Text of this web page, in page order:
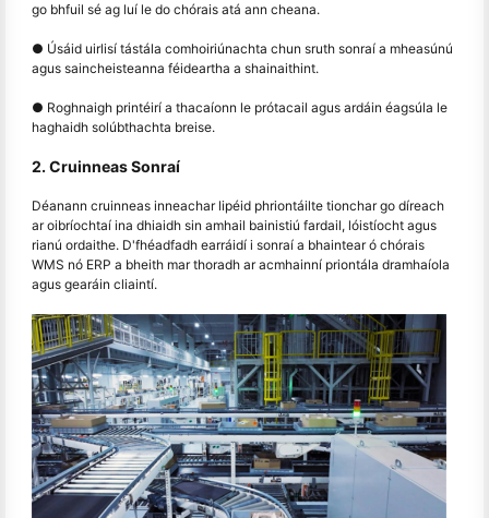
go bhfuil sé ag luí le do chórais atá ann cheana.
● Úsáid uirlisí tástála comhoiriúnachta chun sruth sonraí a mheasúnú
agus saincheisteanna féideartha a shainaithint.
● Roghnaigh printéirí a thacaíonn le prótacail agus ardáin éagsúla le
haghaidh solúbthachta breise.
2. Cruinneas Sonraí
Déanann cruinneas inneachar lipéid phriontáilte tionchar go díreach
ar oibríochtaí ina dhiaidh sin amhail bainistiú fardail, lóistíocht agus
rianú ordaithe. D'fhéadfadh earráidí i sonraí a bhaintear ó chórais
WMS nó ERP a bheith mar thoradh ar acmhainní priontála dramhaíola
agus gearáin cliaintí.